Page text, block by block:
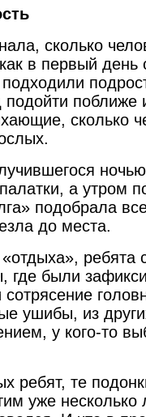
сколько
в первый день
поближе
сколько
а утром
подобрала
до места.
ребята
где были
ушибы, из
у кого-то
ребят, те
уже несколько